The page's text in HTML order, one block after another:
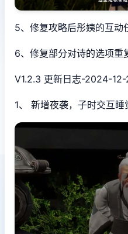
5、修复攻略后彤姨的互动
6、修复部分对诗的选项重
V1.2.3 更新日志-2024-
1、 新增夜袭，子时交互